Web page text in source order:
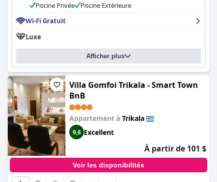
Piscine Privée
Piscine Extérieure
Wi-Fi Gratuit
Luxe
Afficher plus
Villa Gomfoi Trikala - Smart Town
BnB
Appartement à Trikala
9,6 Excellent
À partir de 101 $
Voir les disponibilités